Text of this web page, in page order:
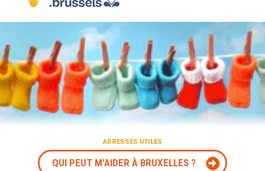
ADRESSES UTILES
QUI PEUT M'AIDER À BRUXELLES ?